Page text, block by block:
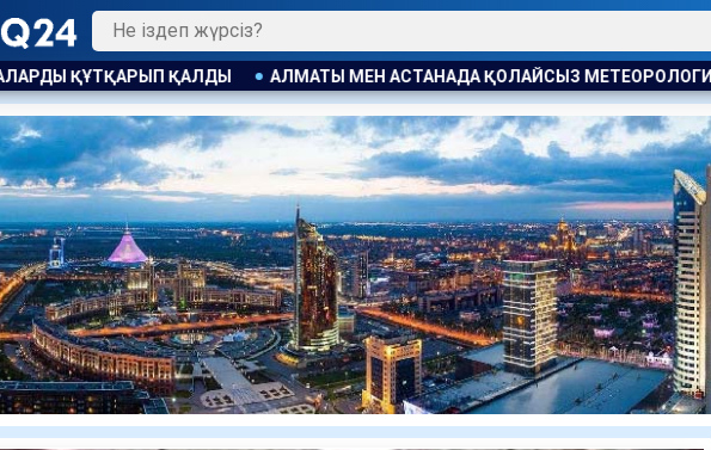
АЛМАТЫ МЕН АСТАНАДА ҚОЛАЙСЫЗ МЕТЕОРОЛОГИЯЛЫҚ ЖАҒДАЙ ҚАЛЫПТАСАДЫ